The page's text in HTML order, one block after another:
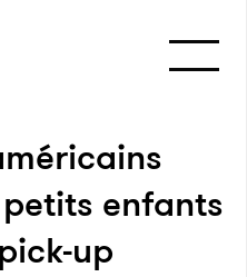
enfants
up